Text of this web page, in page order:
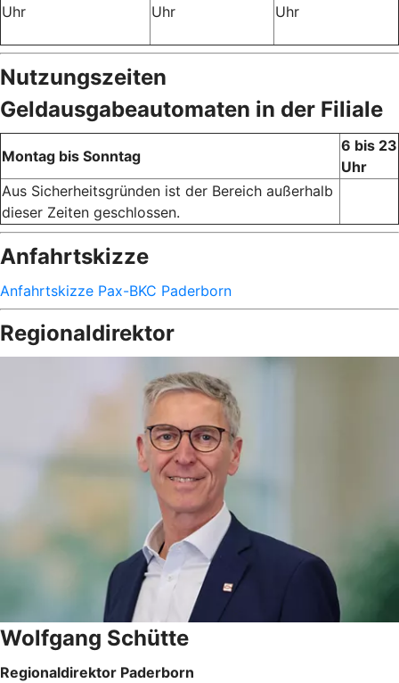
Uhr
Uhr
Uhr
Nutzungszeiten
Geldausgabeautomaten in der Filiale
Montag bis Sonntag
6 bis 23
Uhr
Aus Sicherheitsgründen ist der Bereich außerhalb
dieser Zeiten geschlossen.
Anfahrtskizze
Anfahrtskizze Pax-BKC Paderborn
Regionaldirektor
Wolfgang Schütte
Regionaldirektor Paderborn